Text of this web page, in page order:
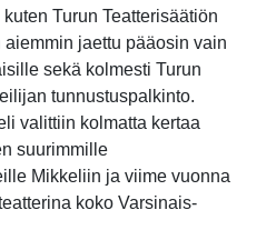
Turun Teatterisäätiön
jaettu pääosin vain
sekä kolmesti Turun
tunnustuspalkinto.
valittiin kolmatta kertaa
suurimmille
Mikkeliin ja viime vuonna
koko Varsinais-